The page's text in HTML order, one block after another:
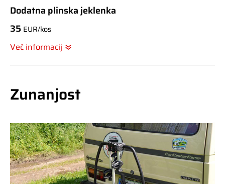
Dodatna plinska jeklenka
35 EUR/kos
Več informacij
Zunanjost